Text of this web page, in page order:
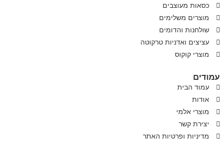
כסאות מעוצבים
מוצרים משלימים
שולחנות והדומים
עציצים ואדניות טרקוטה
מוצרי קוקוס
עמודים
עמוד הבית
אודות
מוצרי אלמי
יצירת קשר
מדיניות ופרטיות האתר